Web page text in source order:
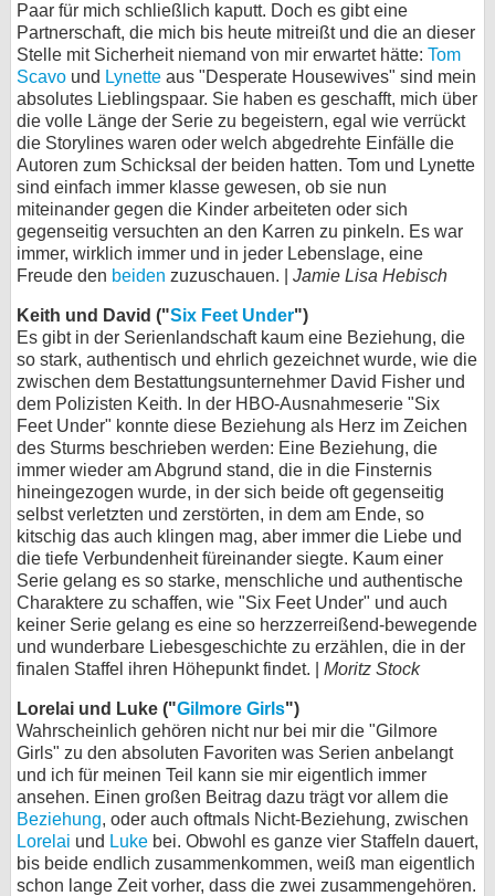
Paar für mich schließlich kaputt. Doch es gibt eine
Partnerschaft, die mich bis heute mitreißt und die an dieser
Stelle mit Sicherheit niemand von mir erwartet hätte: Tom
Scavo und Lynette aus "Desperate Housewives" sind mein
absolutes Lieblingspaar. Sie haben es geschafft, mich über
die volle Länge der Serie zu begeistern, egal wie verrückt
die Storylines waren oder welch abgedrehte Einfälle die
Autoren zum Schicksal der beiden hatten. Tom und Lynette
sind einfach immer klasse gewesen, ob sie nun
miteinander gegen die Kinder arbeiteten oder sich
gegenseitig versuchten an den Karren zu pinkeln. Es war
immer, wirklich immer und in jeder Lebenslage, eine
Freude den beiden zuzuschauen. | Jamie Lisa Hebisch
Keith und David ("Six Feet Under")
Es gibt in der Serienlandschaft kaum eine Beziehung, die
so stark, authentisch und ehrlich gezeichnet wurde, wie die
zwischen dem Bestattungsunternehmer David Fisher und
dem Polizisten Keith. In der HBO-Ausnahmeserie "Six
Feet Under" konnte diese Beziehung als Herz im Zeichen
des Sturms beschrieben werden: Eine Beziehung, die
immer wieder am Abgrund stand, die in die Finsternis
hineingezogen wurde, in der sich beide oft gegenseitig
selbst verletzten und zerstörten, in dem am Ende, so
kitschig das auch klingen mag, aber immer die Liebe und
die tiefe Verbundenheit füreinander siegte. Kaum einer
Serie gelang es so starke, menschliche und authentische
Charaktere zu schaffen, wie "Six Feet Under" und auch
keiner Serie gelang es eine so herzzerreißend-bewegende
und wunderbare Liebesgeschichte zu erzählen, die in der
finalen Staffel ihren Höhepunkt findet. | Moritz Stock
Lorelai und Luke ("Gilmore Girls")
Wahrscheinlich gehören nicht nur bei mir die "Gilmore
Girls" zu den absoluten Favoriten was Serien anbelangt
und ich für meinen Teil kann sie mir eigentlich immer
ansehen. Einen großen Beitrag dazu trägt vor allem die
Beziehung, oder auch oftmals Nicht-Beziehung, zwischen
Lorelai und Luke bei. Obwohl es ganze vier Staffeln dauert,
bis beide endlich zusammenkommen, weiß man eigentlich
schon lange Zeit vorher, dass die zwei zusammengehören.